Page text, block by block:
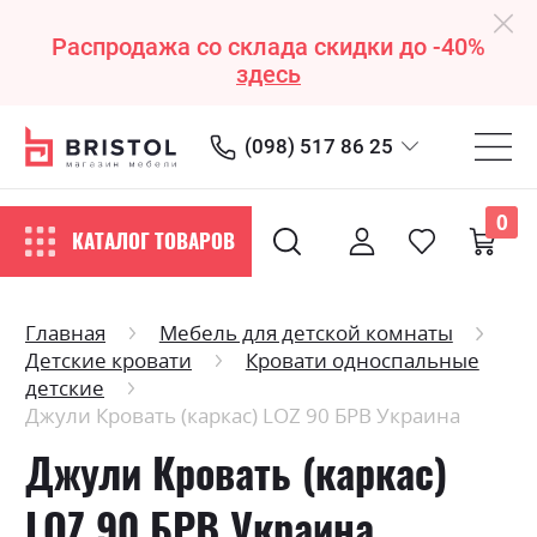
Распродажа со склада скидки до -40%
здесь
(098) 517 86 25
КАТАЛОГ ТОВАРОВ
0
Главная
Мебель для детской комнаты
Детские кровати
Кровати односпальные
детские
Джули Кровать (каркас) LOZ 90 БРВ Украина
Джули Кровать (каркас)